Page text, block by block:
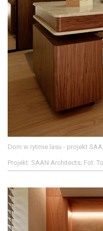
Dom w rytmie lasu - projekt
Projekt: SAAN Architects; Fot.